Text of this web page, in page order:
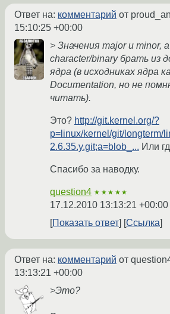
Ответ на: комментарий от
15:10:25 +00:00
> Значения major и minor,
character/binary брать из
ядра (в исходниках ядра
Documentation, но не
читать).
Это? http://git.kernel.org/?
p=linux/kernel/git/longterm/
2.6.35.y.git;a=blob_... Или
Спасибо за наводку.
question4 ★★★★★
17.12.2010 13:13:21 +00:00
Показать ответ Ссылка
Ответ на: комментарий от
13:13:21 +00:00
>Это?